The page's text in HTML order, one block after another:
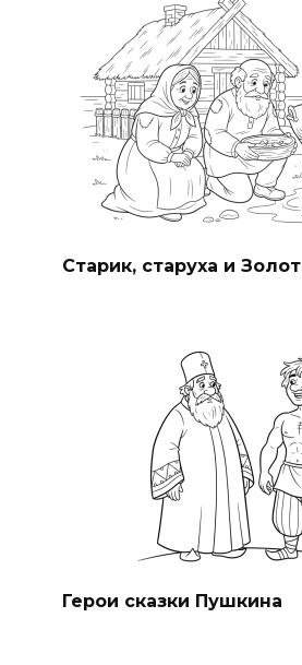
Старик, старуха и
Герои сказки Пушкина